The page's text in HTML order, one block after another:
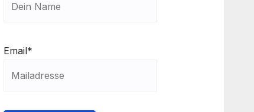
Email*